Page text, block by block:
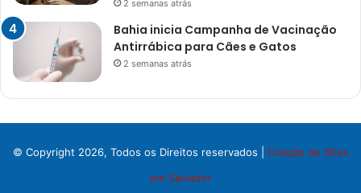
2 semanas atrás
Bahia inicia Campanha de Vacinação
Antirrábica para Cães e Gatos
2 semanas atrás
© Copyright 2026, Todos os Direitos reservados | Criação de Sites
em Salvador